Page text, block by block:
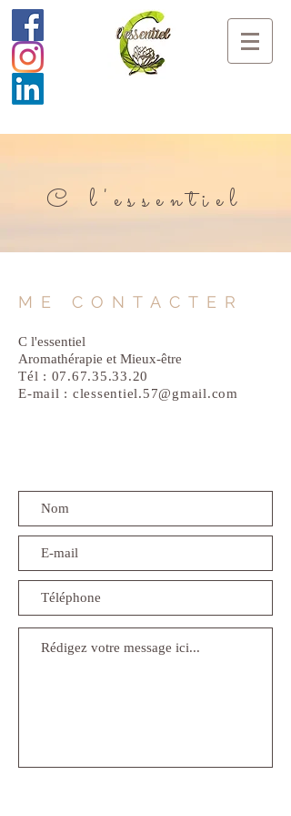
C l'essentiel
ME CONTACTER
C l'essentiel
Aromathérapie et Mieux-être
Tél : 07.67.35.33.20
E-mail : clessentiel.57@gmail.com